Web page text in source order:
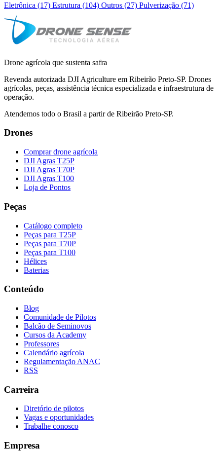
Eletrônica (17) Estrutura (104) Outros (27) Pulverização (71)
Drone agrícola que sustenta safra
Revenda autorizada DJI Agriculture em Ribeirão Preto-SP. Drones
agrícolas, peças, assistência técnica especializada e infraestrutura de
operação.
Atendemos todo o Brasil a partir de Ribeirão Preto-SP.
Drones
Comprar drone agrícola
DJI Agras T25P
DJI Agras T70P
DJI Agras T100
Loja de Pontos
Peças
Catálogo completo
Peças para T25P
Peças para T70P
Peças para T100
Hélices
Baterias
Conteúdo
Blog
Comunidade de Pilotos
Balcão de Seminovos
Cursos da Academy
Professores
Calendário agrícola
Regulamentação ANAC
RSS
Carreira
Diretório de pilotos
Vagas e oportunidades
Trabalhe conosco
Empresa